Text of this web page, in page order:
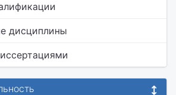
дисциплины